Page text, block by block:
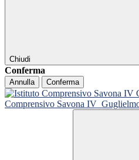
Chiudi
Conferma
Annulla Conferma
Comprensivo Savona IV